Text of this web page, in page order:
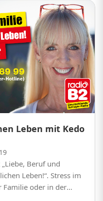
Leben mit Kedo
Beruf und
Leben!“. Stress im
Familie oder in der